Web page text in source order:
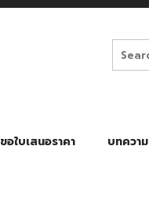
ขอใบเสนอราคา บทความ